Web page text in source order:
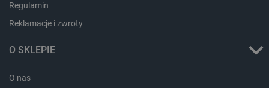
Regulamin
Reklamacje i zwroty
O SKLEPIE
O nas